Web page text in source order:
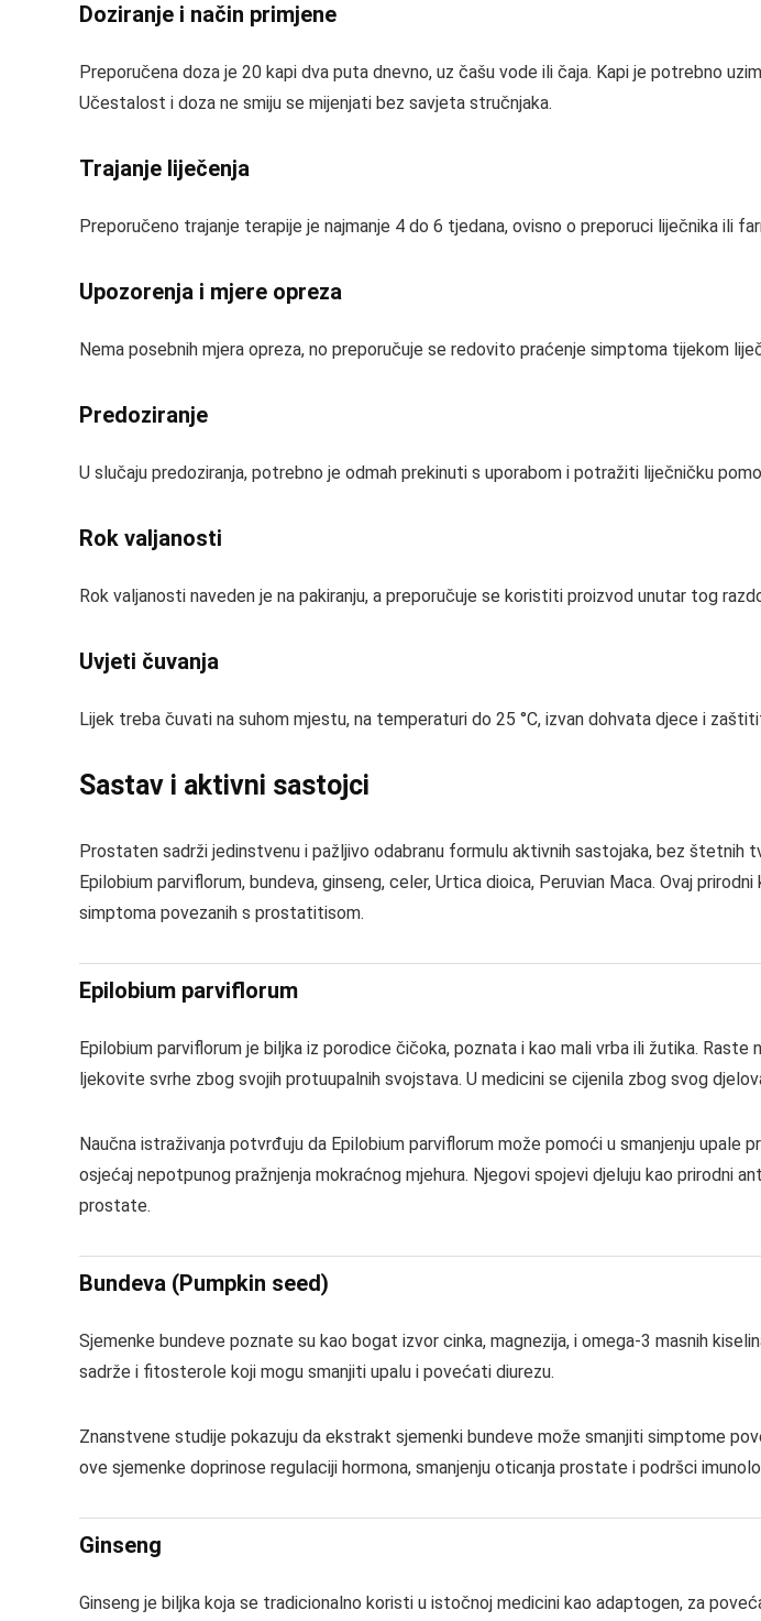
Doziranje i način primjene
Preporučena doza je 20 kapi dva puta dnevno, uz čašu vode ili čaja. Kapi je potrebno
Učestalost i doza ne smiju se mijenjati bez savjeta stručnjaka.
Trajanje liječenja
Preporučeno trajanje terapije je najmanje 4 do 6 tjedana, ovisno o preporuci liječnika ili
Upozorenja i mjere opreza
Nema posebnih mjera opreza, no preporučuje se redovito praćenje simptoma tijekom
Predoziranje
U slučaju predoziranja, potrebno je odmah prekinuti s uporabom i potražiti liječničku
Rok valjanosti
Rok valjanosti naveden je na pakiranju, a preporučuje se koristiti proizvod unutar tog
Uvjeti čuvanja
Lijek treba čuvati na suhom mjestu, na temperaturi do 25 °C, izvan dohvata djece i
Sastav i aktivni sastojci
Prostaten sadrži jedinstvenu i pažljivo odabranu formulu aktivnih sastojaka, bez
Epilobium parviflorum, bundeva, ginseng, celer, Urtica dioica, Peruvian Maca. Ovaj
simptoma povezanih s prostatitisom.
Epilobium parviflorum
Epilobium parviflorum je biljka iz porodice čičoka, poznata i kao mali vrba ili žutika.
ljekovite svrhe zbog svojih protuupalnih svojstava. U medicini se cijenila zbog svog
Naučna istraživanja potvrđuju da Epilobium parviflorum može pomoći u smanjenju
osjećaj nepotpunog pražnjenja mokraćnog mjehura. Njegovi spojevi djeluju kao
prostate.
Bundeva (Pumpkin seed)
Sjemenke bundeve poznate su kao bogat izvor cinka, magnezija, i omega-3 masnih
sadrže i fitosterole koji mogu smanjiti upalu i povećati diurezu.
Znanstvene studije pokazuju da ekstrakt sjemenki bundeve može smanjiti simptome
ove sjemenke doprinose regulaciji hormona, smanjenju oticanja prostate i podršci
Ginseng
Ginseng je biljka koja se tradicionalno koristi u istočnoj medicini kao adaptogen, za